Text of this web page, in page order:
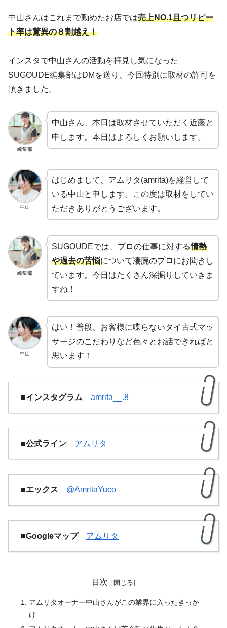
中山さんはこれまで勤めたお店では売上NO.1且つリピー
ト率は驚異の８割越え！
インスタで中山さんの活動を拝見し気になった
SUGOUDE編集部はDMを送り、今回特別に取材の許可を
頂きました。
編集部
中山さん、本日は取材させていただく近藤と
申します。本日はよろしくお願いします。
中山
はじめまして、アムリタ(amrita)を経営して
いる中山と申します。この度は取材をしてい
ただきありがとうございます。
編集部
SUGOUDEでは、プロの仕事に対する情熱
や過去の苦悩について凄腕のプロにお聞きし
ています。今日はたくさん深掘りしていきま
すね！
中山
はい！普段、お客様に喋らないタイ古式マッ
サージのこだわりなど色々とお話できればと
思います！
■インスタグラム amrita__.8
■公式ライン アムリタ
■エックス @AmritaYuco
■Googleマップ アムリタ
目次
アムリタオーナー中山さんがこの業界に入ったきっか
け